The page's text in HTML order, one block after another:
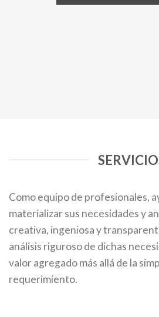
Como equipo de profesionales,
materializar sus necesidades y
creativa, ingeniosa y
análisis riguroso de dichas
valor agregado más allá de la
requerimiento.